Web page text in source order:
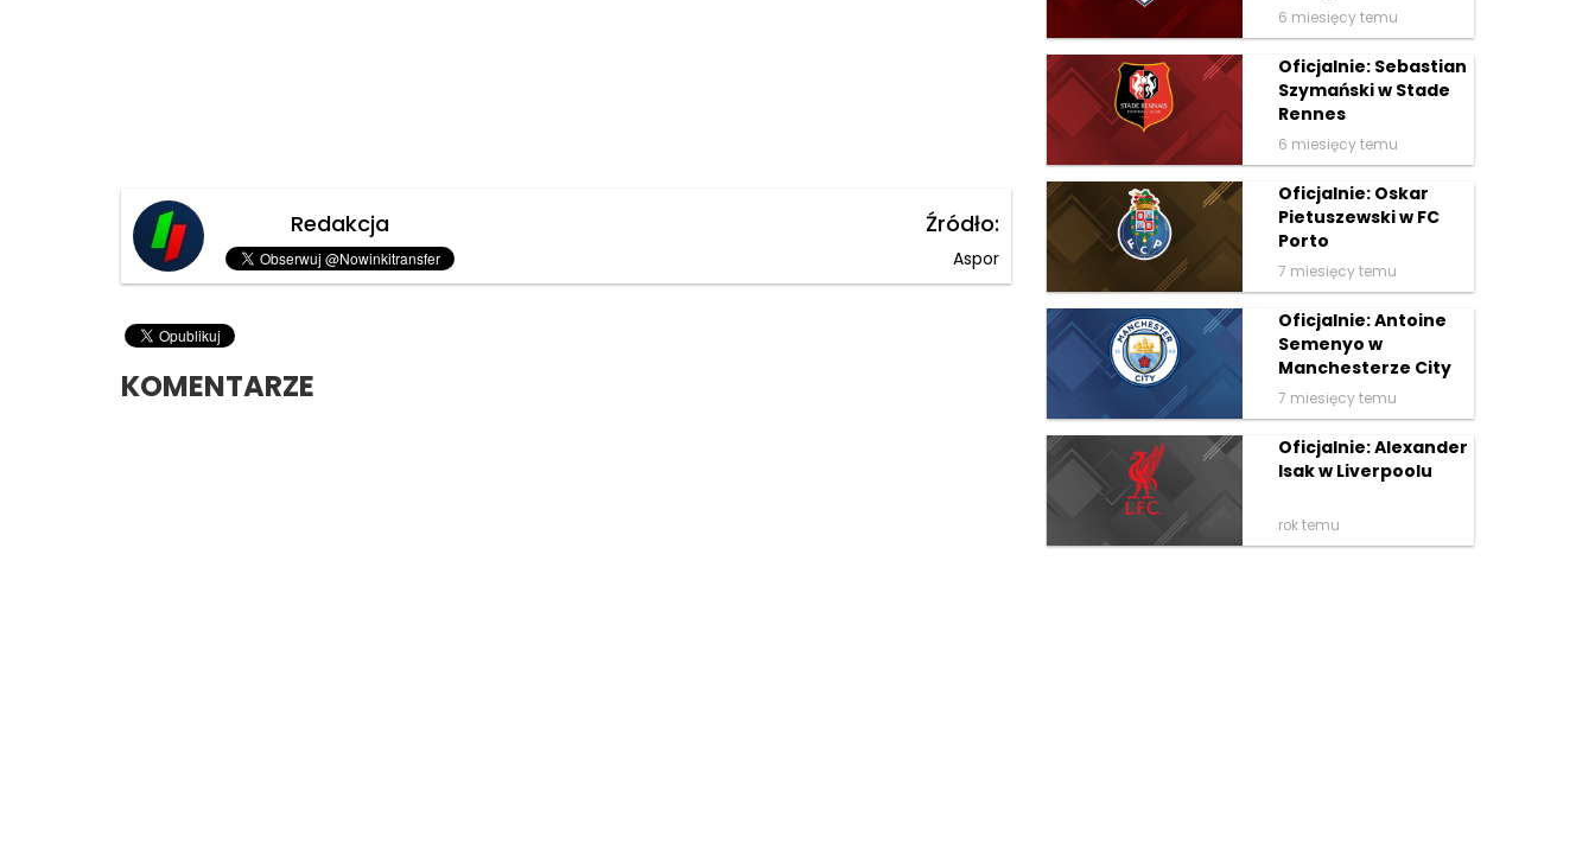
Redakcja Źródło:
Aspor
KOMENTARZE
6 miesięcy temu
Oficjalnie: Sebastian
Szymański w Stade
Rennes
6 miesięcy temu
Oficjalnie: Oskar
Pietuszewski w FC
Porto
7 miesięcy temu
Oficjalnie: Antoine
Semenyo w
Manchesterze City
7 miesięcy temu
Oficjalnie: Alexander
Isak w Liverpoolu
rok temu